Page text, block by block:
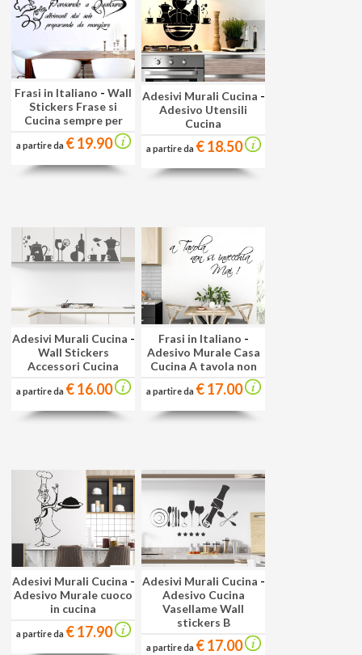
Frasi in Italiano - Wall
Stickers Frase si
Cucina sempre per
a partire da € 19.90
Adesivi Murali Cucina -
Adesivo Utensili
Cucina
a partire da € 18.50
Adesivi Murali Cucina -
Wall Stickers
Accessori Cucina
a partire da € 16.00
Frasi in Italiano -
Adesivo Murale Casa
Cucina A tavola non
a partire da € 17.00
Adesivi Murali Cucina -
Adesivo Murale cuoco
in cucina
a partire da € 17.90
Adesivi Murali Cucina -
Adesivo Cucina
Vasellame Wall
stickers B
a partire da € 17.00